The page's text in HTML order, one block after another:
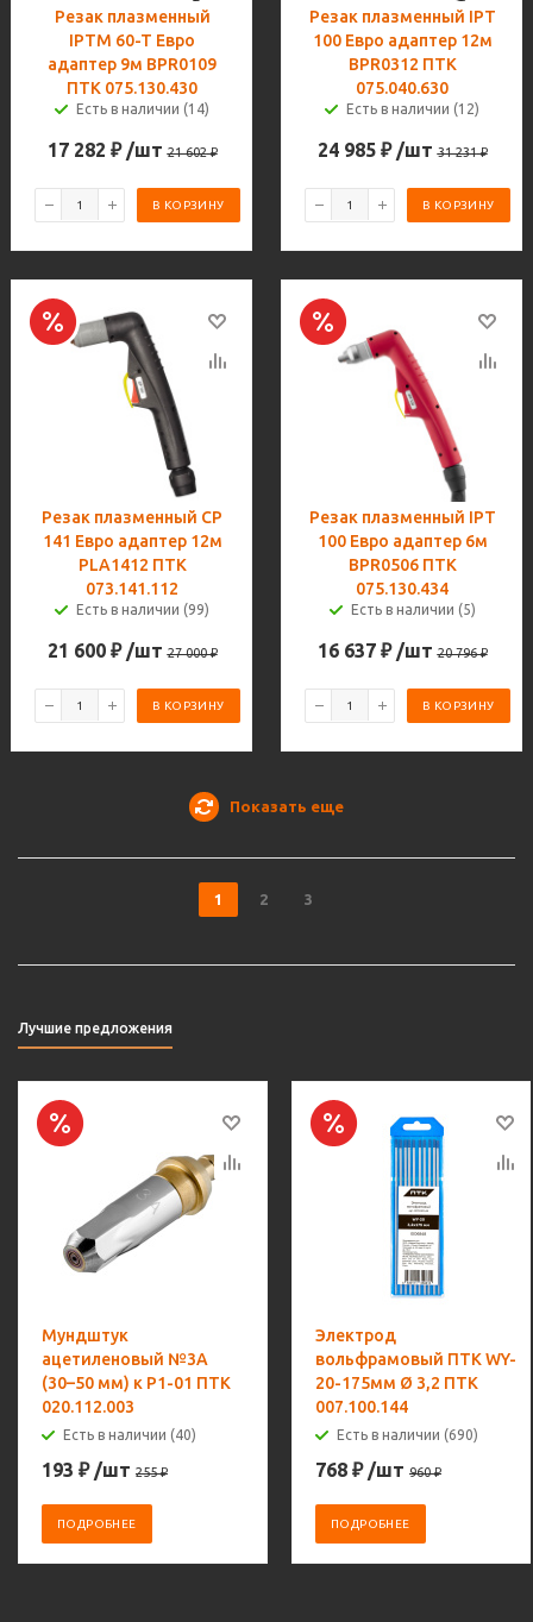
Резак плазменный
IPTM 60-T Евро
адаптер 9м BPR0109
ПТК 075.130.430
Есть в наличии (14)
17 282 ₽ /шт 21 602₽
В КОРЗИНУ
Резак плазменный IPT
100 Евро адаптер 12м
BPR0312 ПТК
075.040.630
Есть в наличии (12)
24 985₽ /шт 31 231₽
В КОРЗИНУ
Резак плазменный CP
141 Евро адаптер 12м
PLA1412 ПТК
073.141.112
Есть в наличии (99)
21 600₽ /шт 27 000₽
В КОРЗИНУ
Резак плазменный IPT
100 Евро адаптер 6м
BPR0506 ПТК
075.130.434
Есть в наличии (5)
16 637₽ /шт 20 796₽
В КОРЗИНУ
Показать еще
1 2 3
Лучшие предложения
Мундштук
ацетиленовый №3А
(30–50 мм) к Р1-01 ПТК
020.112.003
Есть в наличии (40)
193 ₽ /шт 255₽
ПОДРОБНЕЕ
Электрод
вольфрамовый ПТК WY-
20-175мм Ø 3,2 ПТК
007.100.144
Есть в наличии (690)
768 ₽ /шт 960₽
ПОДРОБНЕЕ